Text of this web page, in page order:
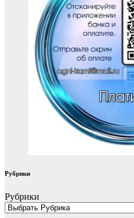
Рубрики
Рубрики